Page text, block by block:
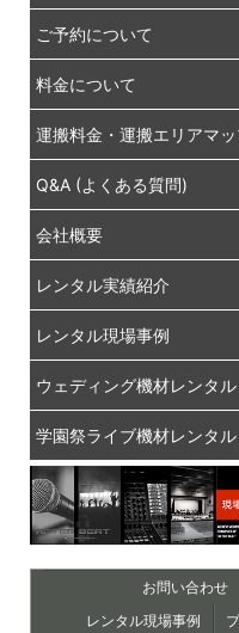
ご予約について
料金について
運搬料金・運搬エリアマ
Q&A (よくある質問)
会社概要
レンタル実績紹介
レンタル現場事例
ウェディング機材レンタル
学園祭ライブ機材レンタル
お問い合わせ
レンタル現場事例